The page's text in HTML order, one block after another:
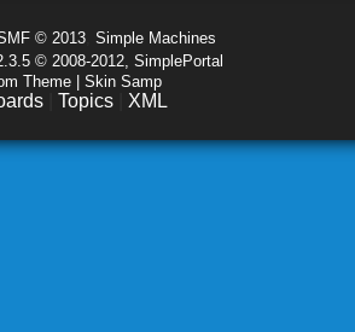
© 2013 Simple Machines
© 2008-2012, SimplePortal
Theme | Skin Samp
Topics XML